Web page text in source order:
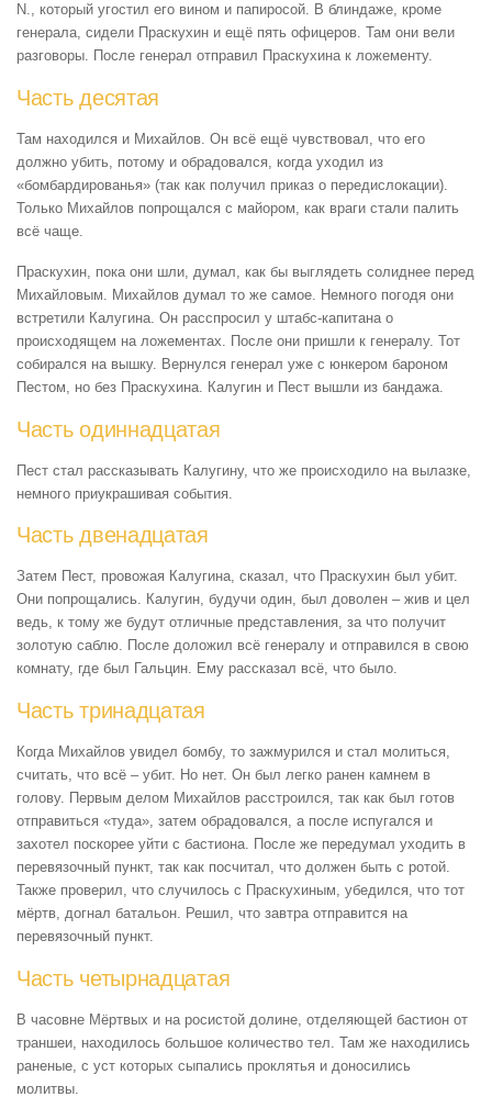
N., который угостил его вином и папиросой. В блиндаже, кроме
генерала, сидели Праскухин и ещё пять офицеров. Там они вели
разговоры. После генерал отправил Праскухина к ложементу.
Часть десятая
Там находился и Михайлов. Он всё ещё чувствовал, что его
должно убить, потому и обрадовался, когда уходил из
«бомбардированья» (так как получил приказ о передислокации).
Только Михайлов попрощался с майором, как враги стали палить
всё чаще.
Праскухин, пока они шли, думал, как бы выглядеть солиднее перед
Михайловым. Михайлов думал то же самое. Немного погодя они
встретили Калугина. Он расспросил у штабс-капитана о
происходящем на ложементах. После они пришли к генералу. Тот
собирался на вышку. Вернулся генерал уже с юнкером бароном
Пестом, но без Праскухина. Калугин и Пест вышли из бандажа.
Часть одиннадцатая
Пест стал рассказывать Калугину, что же происходило на вылазке,
немного приукрашивая события.
Часть двенадцатая
Затем Пест, провожая Калугина, сказал, что Праскухин был убит.
Они попрощались. Калугин, будучи один, был доволен – жив и цел
ведь, к тому же будут отличные представления, за что получит
золотую саблю. После доложил всё генералу и отправился в свою
комнату, где был Гальцин. Ему рассказал всё, что было.
Часть тринадцатая
Когда Михайлов увидел бомбу, то зажмурился и стал молиться,
считать, что всё – убит. Но нет. Он был легко ранен камнем в
голову. Первым делом Михайлов расстроился, так как был готов
отправиться «туда», затем обрадовался, а после испугался и
захотел поскорее уйти с бастиона. После же передумал уходить в
перевязочный пункт, так как посчитал, что должен быть с ротой.
Также проверил, что случилось с Праскухиным, убедился, что тот
мёртв, догнал батальон. Решил, что завтра отправится на
перевязочный пункт.
Часть четырнадцатая
В часовне Мёртвых и на росистой долине, отделяющей бастион от
траншеи, находилось большое количество тел. Там же находились
раненые, с уст которых сыпались проклятья и доносились
молитвы.